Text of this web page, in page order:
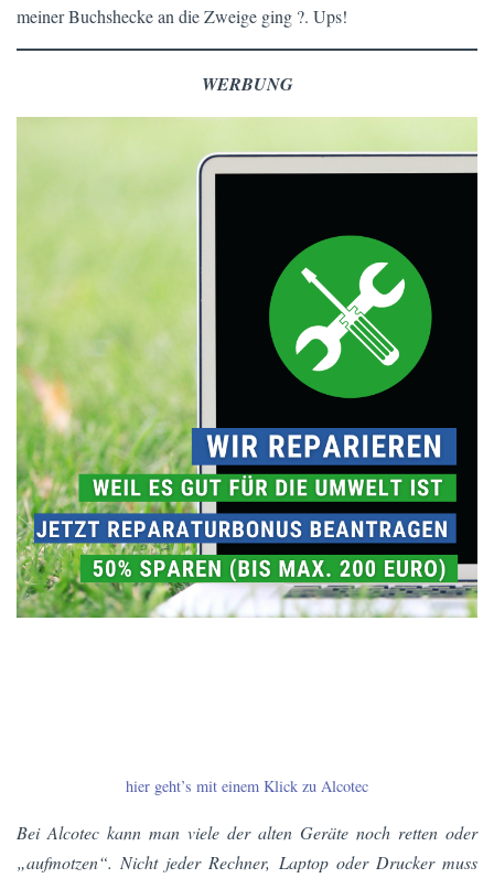
meiner Buchshecke an die Zweige ging ?. Ups!
WERBUNG
hier geht’s mit einem Klick zu Alcotec
Bei Alcotec kann man viele der alten Geräte noch retten oder
„aufmotzen“. Nicht jeder Rechner, Laptop oder Drucker muss